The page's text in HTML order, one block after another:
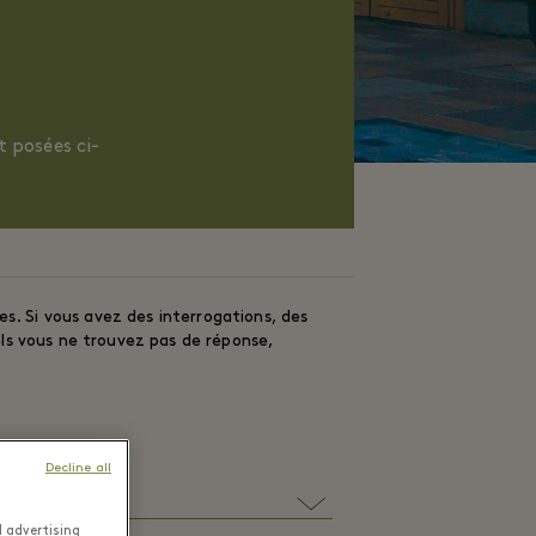
posées ci-
Si vous avez des interrogations, des
vous ne trouvez pas de réponse,
advertising
Decline all